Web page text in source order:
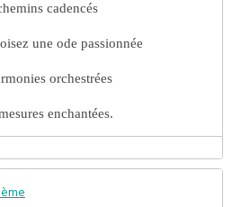
cadencés
une ode passionnée
orchestrées
enchantées.